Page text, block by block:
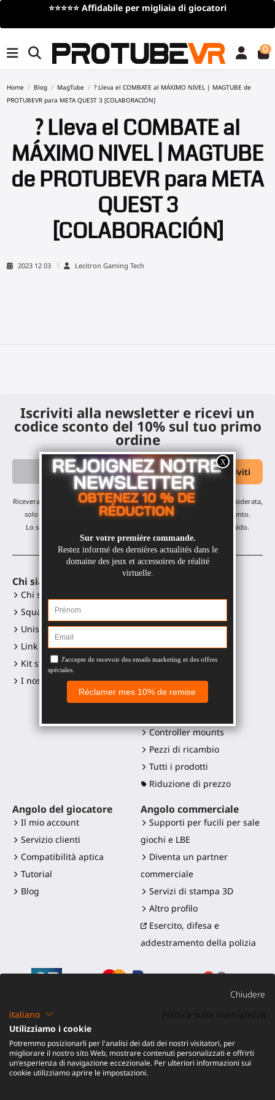
⭐⭐⭐⭐⭐ Affidabile per migliaia di giocatori
0
Home Blog MagTube
? Lleva el COMBATE al MÁXIMO NIVEL | MAGTUBE de
PROTUBEVR para META QUEST 3 [COLABORACIÓN]
? Lleva el COMBATE al
MÁXIMO NIVEL | MAGTUBE
de PROTUBEVR para META
QUEST 3
[COLABORACIÓN]
2023 12 03 Lecitron Gaming Tech
Iscriviti alla newsletter e ricevi un
codice sconto del 10% sul tuo primo
ordine
Riceverai i nostri aggiornamenti mensili e offerte: nessuna email indesiderata,
solo un'email al mese! Puoi annullare l'iscrizione in qualsiasi momento.
Lo sconto è valido su tutti i nostri prodotti, esclusi gli articoli in saldo.
Chi siamo
Chi siamo?
Squadra
Unisciti a noi
Link ai social media
Kit stampa e loghi
I nostri rivenditori
Gunstock ProVolver
Gunstock Starter
ProStraps sleeves
ProTas joystick
SWINGiT Golf Club
Controller mounts
Pezzi di ricambio
Tutti i prodotti
Riduzione di prezzo
Angolo del giocatore
Il mio account
Servizio clienti
Compatibilità aptica
Tutorial
Blog
Angolo commerciale
Supporti per fucili per sale
giochi e LBE
Diventa un partner
commerciale
Servizi di stampa 3D
Altro profilo
Esercito, difesa e
addestramento della polizia
©2016-2026 - ProTubeVR™
Spedizione e dazi|Garanzia| Reso e Rimborso
Chiudere
italiano
Utilizziamo i cookie
Potremmo posizionarli per l'analisi dei dati dei nostri visitatori, per
migliorare il nostro sito Web, mostrare contenuti personalizzati e offrirti
un'esperienza di navigazione eccezionale. Per ulteriori informazioni sui
cookie utilizziamo aprire le impostazioni.